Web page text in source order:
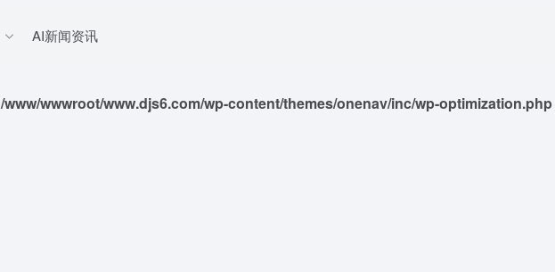
/www/wwwroot/www.djs6.com/wp-content/themes/onenav/inc/wp-optimization.php
AI新闻资讯